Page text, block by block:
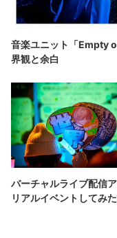
音楽ユニット「Empty
界観と余白
バーチャルライブ配信
リアルイベントしてみ